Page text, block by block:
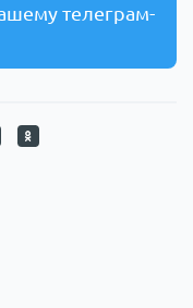
телеграм-